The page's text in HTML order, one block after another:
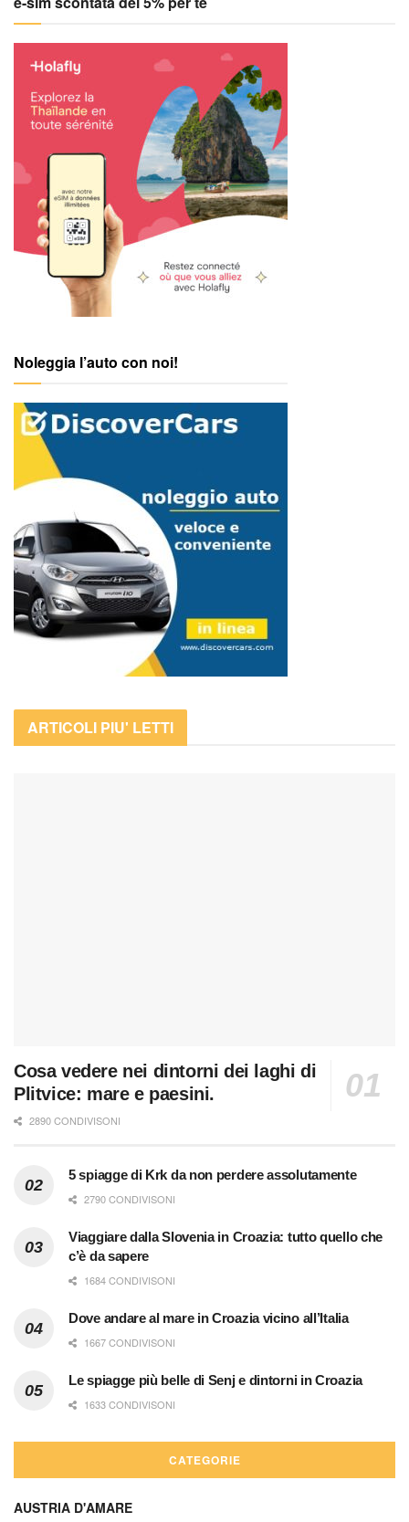
Noleggia l’auto con noi!
ARTICOLI PIU' LETTI
Cosa vedere nei dintorni dei laghi di
Plitvice: mare e paesini.
2890 CONDIVISONI
5 spiagge di Krk da non perdere assolutamente
2790 CONDIVISONI
Viaggiare dalla Slovenia in Croazia: tutto quello che
c’è da sapere
1684 CONDIVISONI
Dove andare al mare in Croazia vicino all’Italia
1667 CONDIVISONI
Le spiagge più belle di Senj e dintorni in Croazia
1633 CONDIVISONI
CATEGORIE
AUSTRIA D'AMARE